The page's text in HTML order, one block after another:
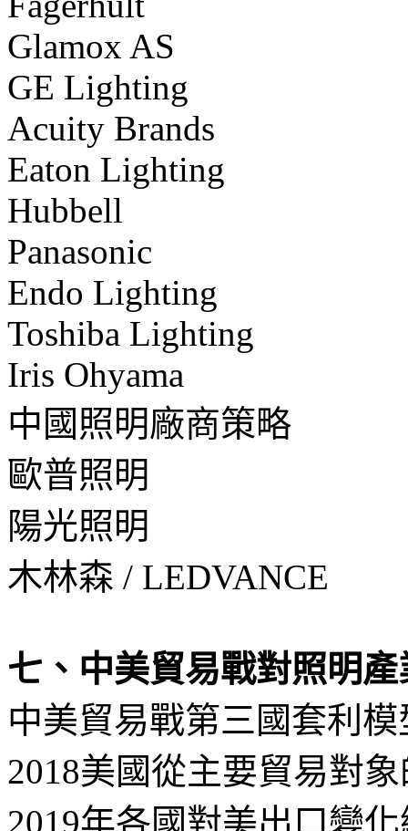
Glamox AS
GE Lighting
Acuity Brands
Eaton Lighting
Hubbell
Panasonic
Endo Lighting
Toshiba Lighting
Iris Ohyama
中國照明廠商策略
歐普照明
陽光照明
木林森 / LEDVANCE
七、中美貿易戰對照明
中美貿易戰第三國套利模
2018美國從主要貿易對
2019年各國對美出口變